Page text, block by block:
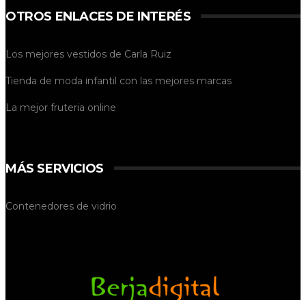
OTROS ENLACES DE INTERÉS
Los mejores vestidos de Carla Ruiz
Tienda de moda infantil con las mejores marcas
La mejor fruteria online
MÁS SERVICIOS
Contenedores de vidrio